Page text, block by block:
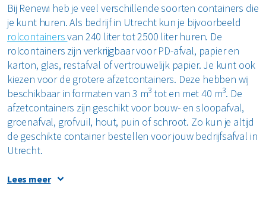
Bij Renewi heb je veel verschillende soorten containers die
je kunt huren. Als bedrijf in Utrecht kun je bijvoorbeeld
rolcontainersvan 240 liter tot 2500 liter huren. De
rolcontainers zijn verkrijgbaar voor PD-afval, papier en
karton, glas, restafval of vertrouwelijk papier. Je kunt ook
kiezen voor de grotere afzetcontainers. Deze hebben wij
beschikbaar in formaten van 3 m3 tot en met 40 m3. De
afzetcontainers zijn geschikt voor bouw- en sloopafval,
groenafval, grofvuil, hout, puin of schroot. Zo kun je altijd
de geschikte container bestellen voor jouw bedrijfsafval in
Utrecht.
Lees meer